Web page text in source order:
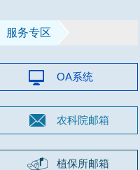
服务专区
OA系统
农科院邮箱
植保所邮箱